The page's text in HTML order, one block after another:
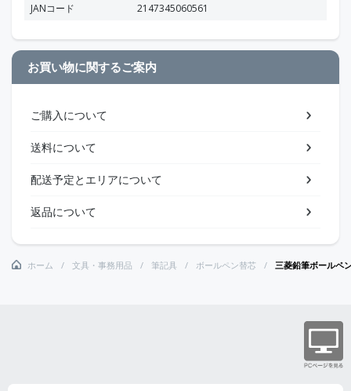
JANコード
2147345060561
お買い物に関するご案内
ご購入について
送料について
配送予定とエリアについて
返品について
ホーム 文具・事務用品 筆記具 ボールペン替芯 三菱鉛筆ボール